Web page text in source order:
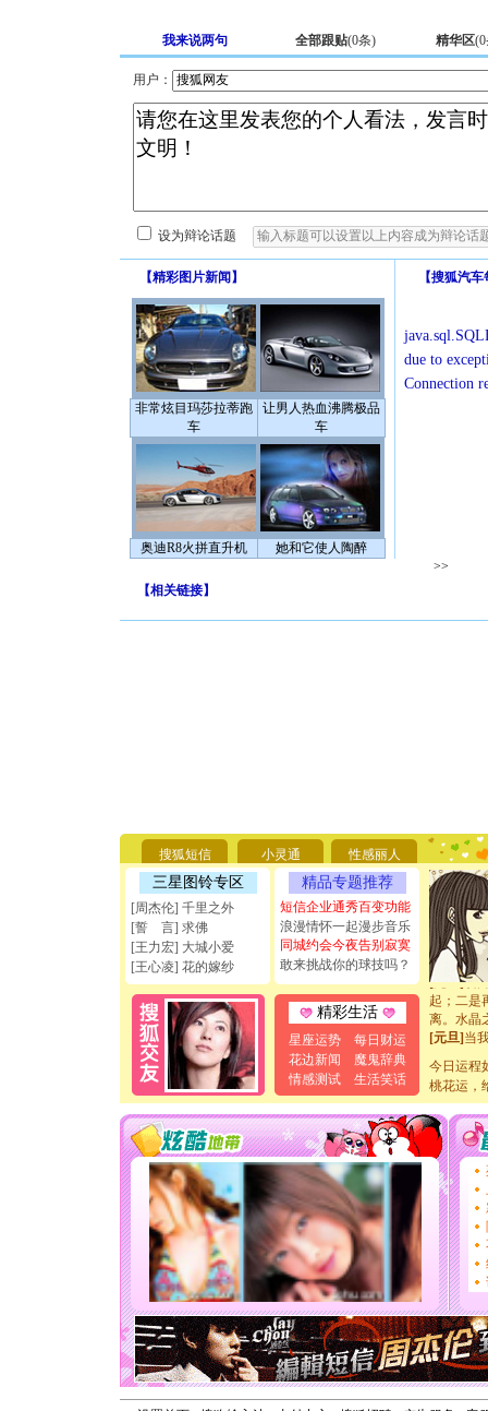
我来说两句 全部跟贴(0条) 精华区(0
用户：
设为辩论话题
【精彩图片新闻 】
非常炫目玛莎拉蒂跑
车
让男人热血沸腾极品
车
奥迪R8火拼直升机 她和它使人陶醉
【搜狐汽车
due to
Connection
>>
【相关链接】
搜狐短信 小灵通 性感丽人
三星图铃专区
[周杰伦] 千里之外
[誓 言] 求佛
[王力宏] 大城小爱
[王心凌] 花的嫁纱
精品专题推荐
短信企业通秀百变功能
浪漫情怀一起漫步音乐
同城约会今夜告别寂寞
敢来挑战你的球技吗？
精彩生活
星座运势
每日财运
花边新闻
魔鬼辞典
情感测试
生活笑话
能正大光
天都要快
[圣诞节]
如意,快
[元旦]看
断电。
你是我专
[元旦]如
起；二是
离。水晶
[元旦] 当
泣，这痛
卖了。水
[春节]风
颜！冬去
道一声平
[春节]传
片叶子是
送你一
[圣诞节]
你太多
要平安
[圣诞节]
能正大
天都要快
[圣诞节]
如意,快
[元旦]看
断电。爱
你是我专
[元旦]如
今日运程
桃花运，